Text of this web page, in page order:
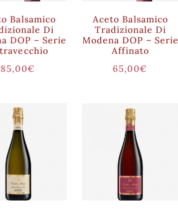
Balsamico
Di
DOP – Serie
85,00€
Aceto Balsamico
Tradizionale Di
Modena DOP – Serie
Affinato
65,00€